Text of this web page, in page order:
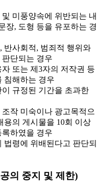
및 미풍양속에 위반되는 내
장, 도형 등을 유포하는 경
반사회적, 범죄적 행위와
단되는 경우
또는 제3자의 저작권 등
침해하는 경우
이 규정된 기간을 초과한
조작 미숙이나 광고목적으
용의 게시물을 10회 이상
하였을 경우
법령에 위배된다고 판단되
의 중지 및 제한)